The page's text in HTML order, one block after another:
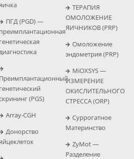
ПГД (PGD) —
преимплантационная
генетическая
Преимплантационный
генетический
(PGS)
Array-CGH
Донорство
ТЕРАПИЯ
ОМОЛОЖЕНИЕ
ЯИЧНИКОВ (PRP)
Омоложение
эндометрия (PRP)
MiOXSYS —
ИЗМЕРЕНИЕ
ОКИСЛИТЕЛЬНОГО
СТРЕССА (ΟRP)
Суррогатное
Материнство
ZyMot —
Pазделение